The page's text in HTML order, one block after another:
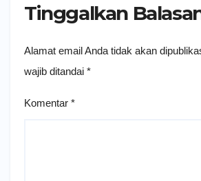
Tinggalkan
Alamat email Anda tidak akan
wajib ditandai *
Komentar *